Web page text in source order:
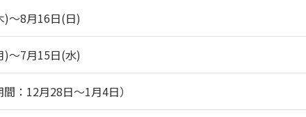
)～8月16日(日)
)～7月15日(水)
：12月28日～1月4日）